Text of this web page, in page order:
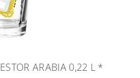
ARABIA 0,22 L *